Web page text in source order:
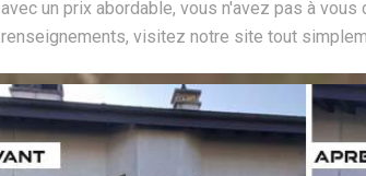
avec un prix abordable, vous n'avez pas à vous
renseignements, visitez notre site tout